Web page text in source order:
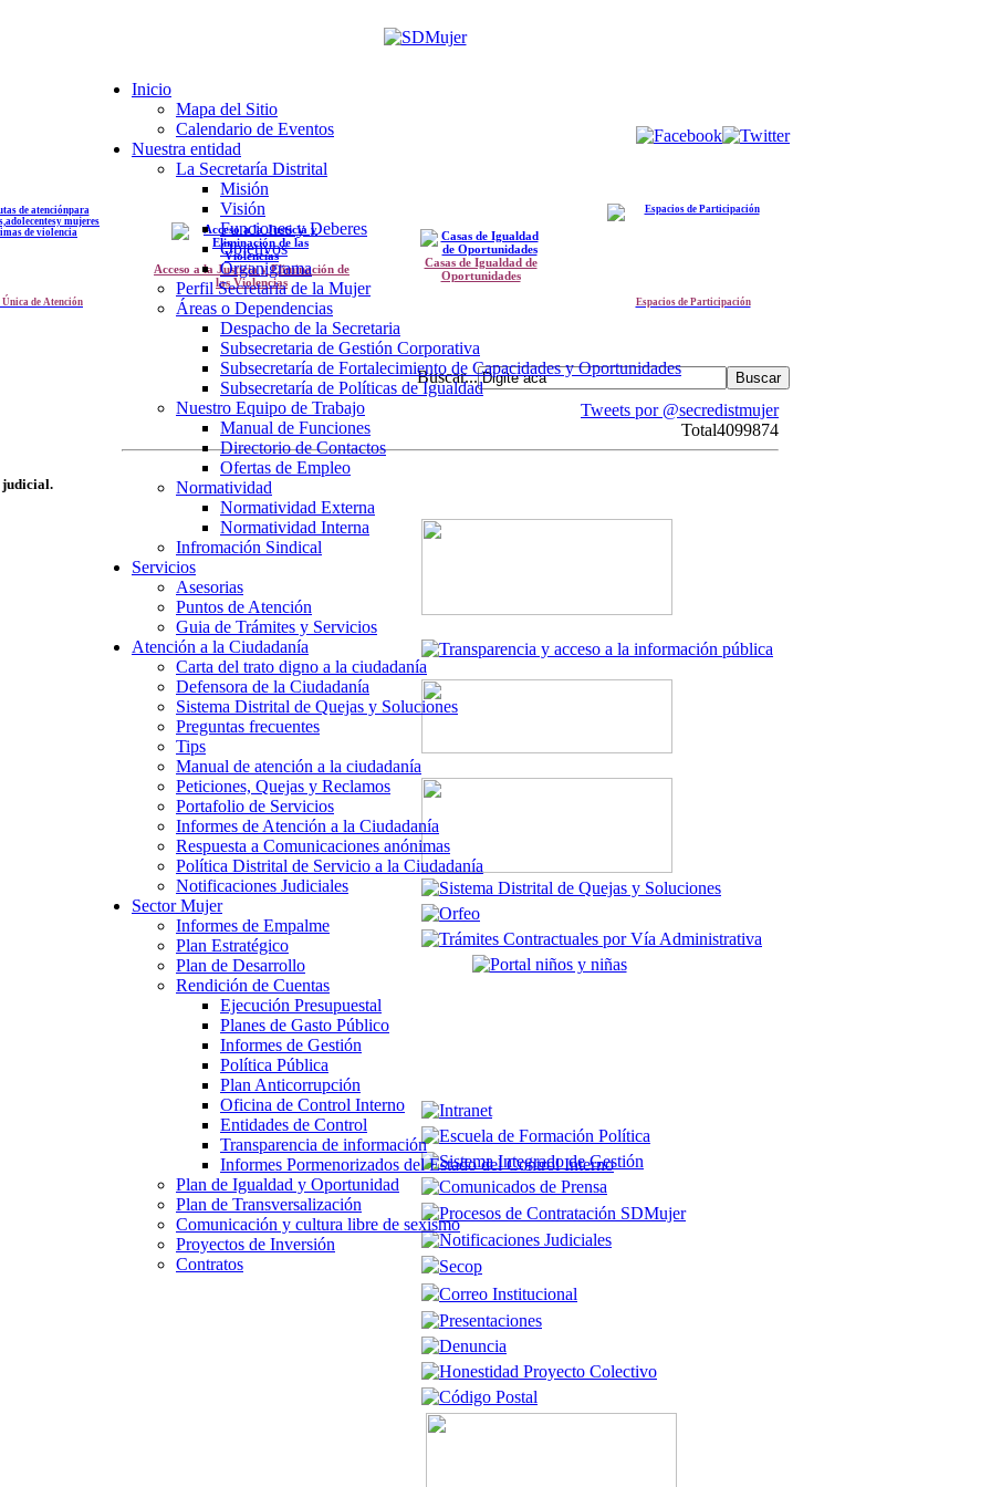
Inicio
Mapa del Sitio
Calendario de Eventos
Nuestra entidad
La Secretaría Distrital
Misión
Visión
Funciones y Deberes
Objetivos
Organigrama
Perfil Secretaria de la Mujer
Áreas o Dependencias
Despacho de la Secretaria
Subsecretaria de Gestión Corporativa
Subsecretaría de Fortalecimiento de Capacidades y Oportunidades
Subsecretaría de Políticas de Igualdad
Nuestro Equipo de Trabajo
Manual de Funciones
Directorio de Contactos
Ofertas de Empleo
Normatividad
Normatividad Externa
Normatividad Interna
Infromación Sindical
Servicios
Asesorias
Puntos de Atención
Guia de Trámites y Servicios
Atención a la Ciudadanía
Carta del trato digno a la ciudadanía
Defensora de la Ciudadanía
Sistema Distrital de Quejas y Soluciones
Preguntas frecuentes
Tips
Manual de atención a la ciudadanía
Peticiones, Quejas y Reclamos
Portafolio de Servicios
Informes de Atención a la Ciudadanía
Respuesta a Comunicaciones anónimas
Política Distrital de Servicio a la Ciudadanía
Notificaciones Judiciales
Sector Mujer
Informes de Empalme
Plan Estratégico
Plan de Desarrollo
Rendición de Cuentas
Ejecución Presupuestal
Planes de Gasto Público
Informes de Gestión
Política Pública
Plan Anticorrupción
Oficina de Control Interno
Entidades de Control
Transparencia de información
Informes Pormenorizados del Estado del Control Interno
Plan de Igualdad y Oportunidad
Plan de Transversalización
Comunicación y cultura libre de sexismo
Proyectos de Inversión
Contratos
Única de Atención
Acceso a la Justicia y Eliminación de
las Violencias
Casas de Igualdad de
Oportunidades
Espacios de Participación
judicial.
Buscar...
Tweets por @secredistmujer
Total4099874